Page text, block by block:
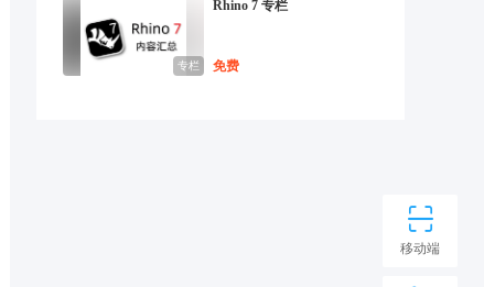
专栏
Rhino 7 专栏
免费
移动端